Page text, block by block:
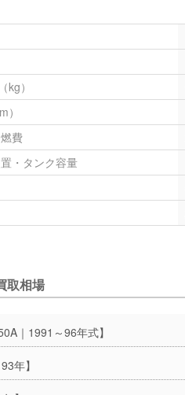
）
費
・タンク容量
取相場
｜1991～96年式】
年】